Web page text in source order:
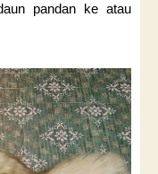
pandan ke atau